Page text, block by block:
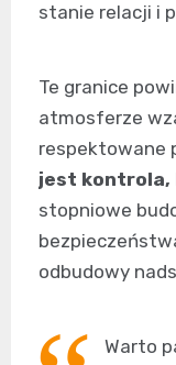
stanie relacji i
Te granice
atmosferze
respektowane
jest kontrola,
stopniowe
odbudowy
Warto